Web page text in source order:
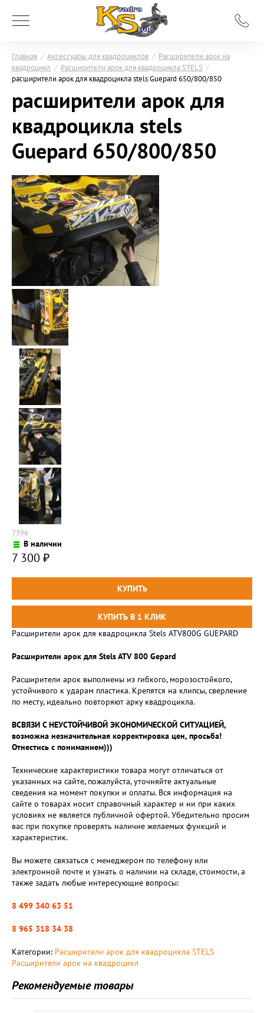
Главная / Аксессуары для квадроциклов / Расширители арок на
квадроцикл / Расширители арок для квадроцикла STELS /
расширители арок для квадроцикла stels Guepard 650/800/850
расширители арок для
квадроцикла stels
Guepard 650/800/850
7396
В наличии
7 300 ₽
Расширители арок для квадроцикла Stels ATV800G GUEPARD
Расширители арок для Stels ATV 800 Gepard
Расширители арок выполнены из гибкого, морозостойкого,
устойчивого к ударам пластика. Крепятся на клипсы, сверление
по месту, идеально повторяют арку квадроцикла.
ВСВЯЗИ С НЕУСТОЙЧИВОЙ ЭКОНОМИЧЕСКОЙ СИТУАЦИЕЙ,
возможна незначительная корректировка цен, просьба!
Отнестись с пониманием)))
Технические характеристики товара могут отличаться от
указанных на сайте, пожалуйста, уточняйте актуальные
сведения на момент покупки и оплаты. Вся информация на
сайте о товарах носит справочный характер и ни при каких
условиях не является публичной офертой. Убедительно просим
вас при покупке проверять наличие желаемых функций и
характеристик.
Вы можете связаться с менеджером по телефону или
электронной почте и узнать о наличии на складе, стоимости, а
также задать любые интересующие вопросы:
8 499 340 63 51
8 965 318 34 38
Категории: Расширители арок для квадроцикла STELS
Расширители арок на квадроцикл
Рекомендуемые товары